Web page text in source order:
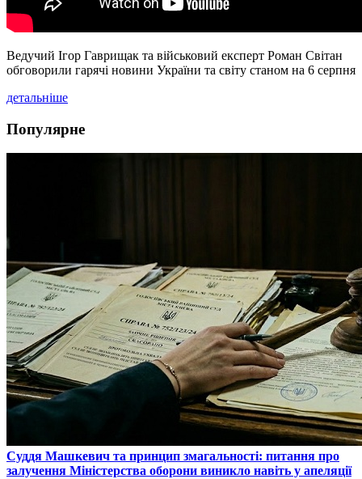
Ведучий Ігор Гаврищак та військовий експерт Роман Світан
обговорили гарячі новини України та світу станом на 6 серпня
детальніше
Популярне
​Суддя Машкевич та принцип змагальності: питання про
залучення Міністерства оборони виникло навіть у апеляції